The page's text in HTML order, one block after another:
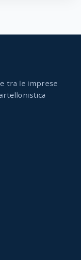
tra le imprese